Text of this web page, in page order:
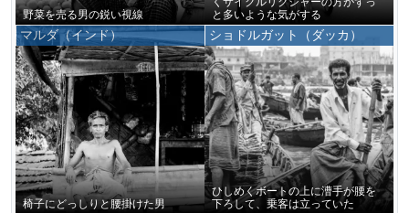
野菜を売る男の鋭い視線
と多いような気がする
マルダ（インド）
椅子にどっしりと腰掛けた男
ショドルガット（ダッカ）
ひしめくボートの上に漕手が腰を
下ろして、乗客は立っていた